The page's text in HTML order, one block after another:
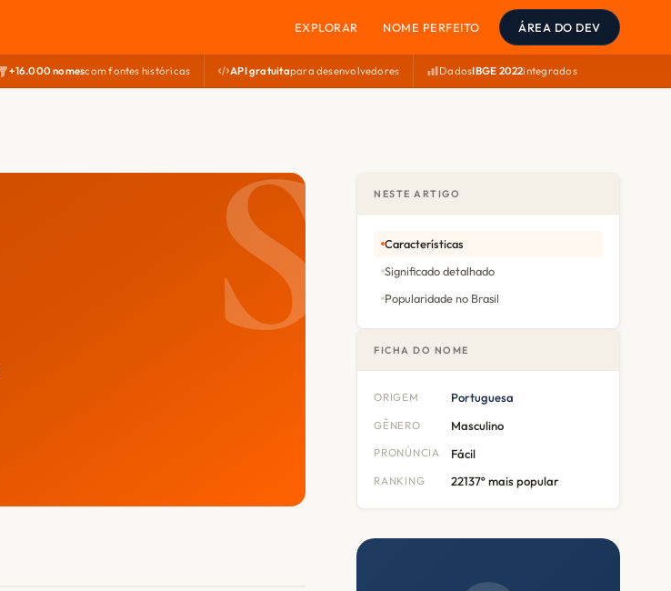
EXPLORAR NOME PERFEITO ÁREA DO DEV
+16.000 nomescom fontes históricas API gratuitapara desenvolvedores DadosIBGE 2022integrados
NESTE ARTIGO
Características
Significado detalhado
Popularidade no Brasil
FICHA DO NOME
ORIGEM Portuguesa
GÊNERO Masculino
PRONÚNCIA Fácil
RANKING 22137º mais popular